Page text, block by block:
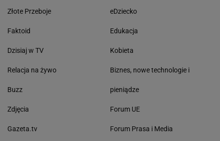
Złote Przeboje
Faktoid
Dzisiaj w TV
Relacja na żywo
Buzz
Zdjęcia
Gazeta.tv
eDziecko
Edukacja
Kobieta
Biznes, nowe technologie i
pieniądze
Forum UE
Forum Prasa i Media